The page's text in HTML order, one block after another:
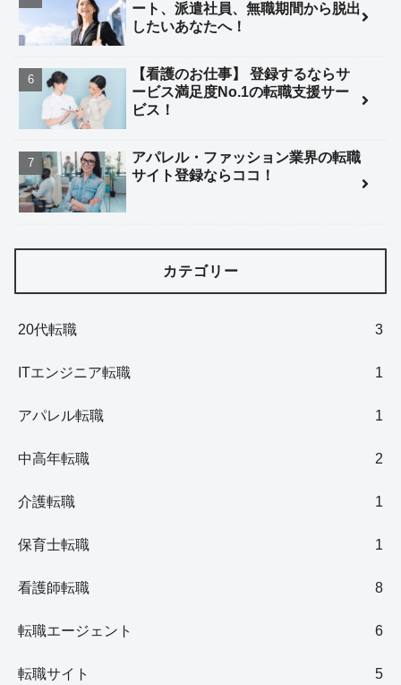
ート、派遣社員、無職期間から脱出
したいあなたへ！
【看護のお仕事】 登録するならサ
ービス満足度No.1の転職支援サー
ビス！
アパレル・ファッション業界の転職
サイト登録ならココ！
カテゴリー
20代転職 3
ITエンジニア転職 1
アパレル転職 1
中高年転職 2
介護転職 1
保育士転職 1
看護師転職 8
転職エージェント 6
転職サイト 5